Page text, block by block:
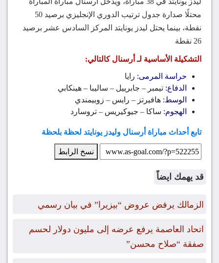
محتلًا صدارة جدول ترتيب الدوري الإنجليزي برصيد 50
نقطة، بينما يحتل ليدز يونايتد المركز السادس عشر برصيد
26 نقطة
التشكيلة الأساسية لـ أرسنال كالتالي:
حراسة المرمى: رايا
الدفاع: تيمبر – جابرييل – ساليبا – هينكابي
الوسط: هافيرتز – رايس – زوبيمندي
الهجوم: ساكا – جيوكيريس – تروسارد
تابع أحداث مباراة أرسنال وليدز يونايتد لحظة بلحظة
نسخ الرابط
قد يهمك ايضاً
الزمالك يرفض عروض “بيزيرا” في بيان رسمي
اتحاد العاصمة يرفع عرضه إلى مليون دولار لحسم
صفقة “صلاح محسن”